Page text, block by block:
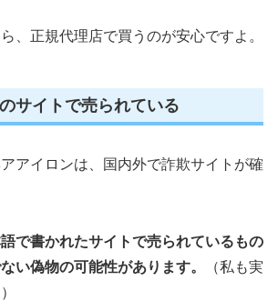
、正規代理店で買うのが安心ですよ。
サイトで売られている
アイロンは、国内外で詐欺サイトが確
で書かれたサイトで売られているもの
い偽物の可能性があります。
（私も実